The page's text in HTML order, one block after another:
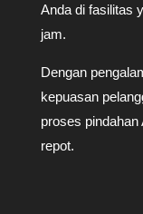
Anda di fasilitas
jam.
Dengan
kepuasan
proses pindahan
repot.